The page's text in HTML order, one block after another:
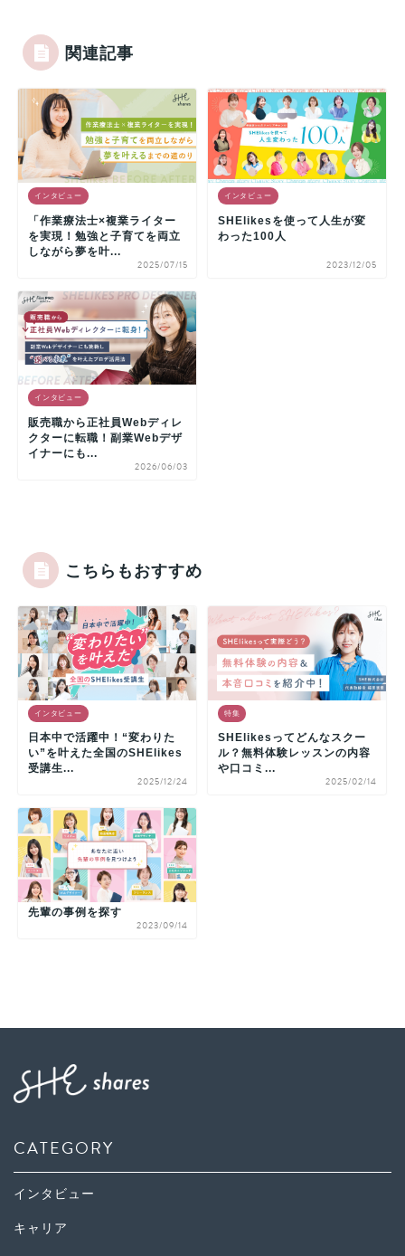
関連記事
インタビュー
「作業療法士×複業ライター
を実現！勉強と子育てを両立
しながら夢を叶...
2025/07/15
インタビュー
SHElikesを使って人生が変
わった100人
2023/12/05
インタビュー
販売職から正社員Webディレ
クターに転職！副業Webデザ
イナーにも...
2026/06/03
こちらもおすすめ
インタビュー
日本中で活躍中！“変わりた
い”を叶えた全国のSHElikes
受講生...
2025/12/24
特集
SHElikesってどんなスクー
ル？無料体験レッスンの内容
や口コミ...
2025/02/14
先輩の事例を探す
2023/09/14
CATEGORY
インタビュー
キャリア